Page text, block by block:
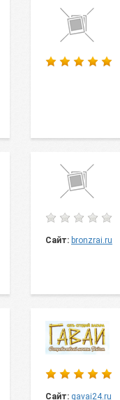
Сайт: bronzrai.ru
Сайт: gavai24.ru